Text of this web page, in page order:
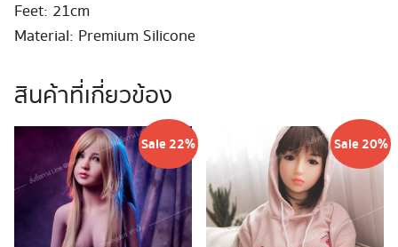
Feet: 21cm
Material: Premium Silicone
สินค้าที่เกี่ยวข้อง
Sale 22% Sale 20%